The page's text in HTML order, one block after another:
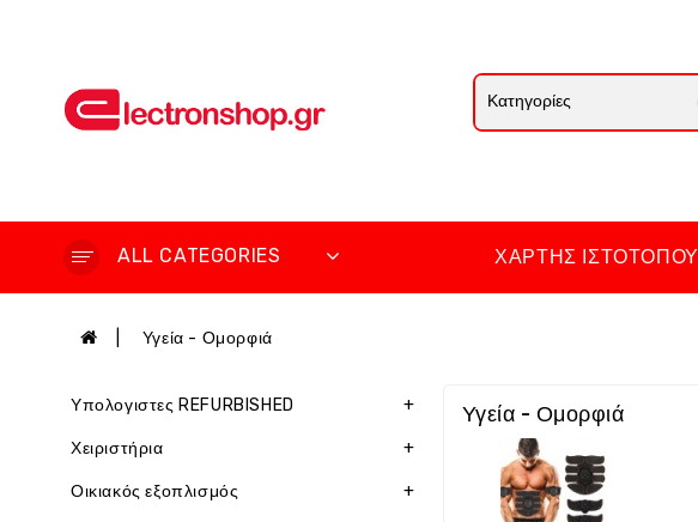
ALL CATEGORIES ΧΆΡΤΗΣ ΙΣΤΌΤΟΠΟΥ
Υγεία - Ομορφιά
Υπολογιστες REFURBISHED +
Χειριστήρια +
Οικιακός εξοπλισμός +
Υγεία - Ομορφιά